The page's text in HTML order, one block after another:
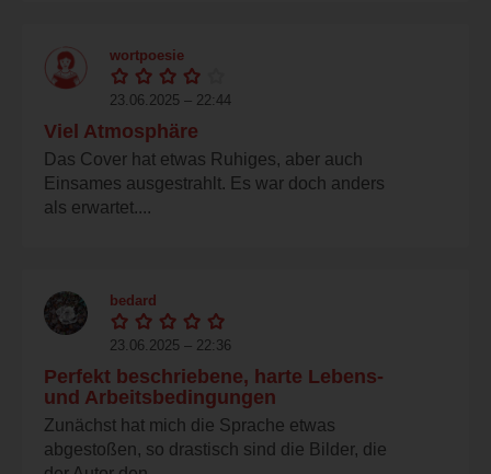
wortpoesie
23.06.2025 – 22:44
Viel Atmosphäre
Das Cover hat etwas Ruhiges, aber auch
Einsames ausgestrahlt. Es war doch anders
als erwartet....
bedard
23.06.2025 – 22:36
Perfekt beschriebene, harte Lebens-
und Arbeitsbedingungen
Zunächst hat mich die Sprache etwas
abgestoßen, so drastisch sind die Bilder, die